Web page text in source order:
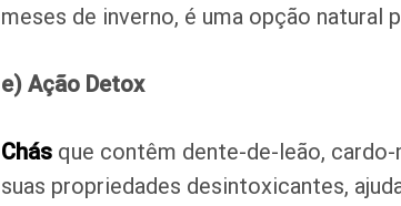
meses de inverno, é uma opção natural
e) Ação Detox
Chás que contêm dente-de-leão,
suas propriedades desintoxicantes,